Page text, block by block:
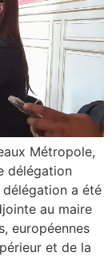
Métropole,
délégation
délégation a été
au maire
européennes
et de la